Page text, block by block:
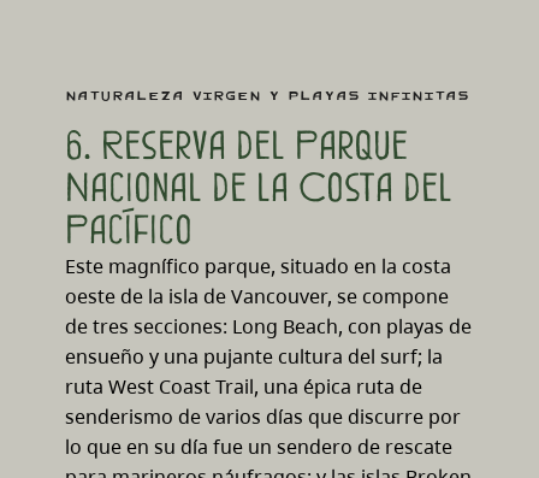
Naturaleza virgen y playas infinitas
6. Reserva del Parque
Nacional de la Costa del
Pacífico
Este magnífico parque, situado en la costa
oeste de la isla de Vancouver, se compone
de tres secciones: Long Beach, con playas de
ensueño y una pujante cultura del surf; la
ruta West Coast Trail, una épica ruta de
senderismo de varios días que discurre por
lo que en su día fue un sendero de rescate